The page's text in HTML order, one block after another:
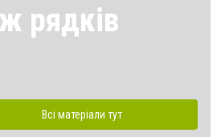
рядків
Всі матеріали тут